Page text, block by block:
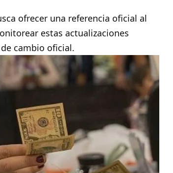
ofrecer una referencia oficial al
estas actualizaciones
cambio oficial.